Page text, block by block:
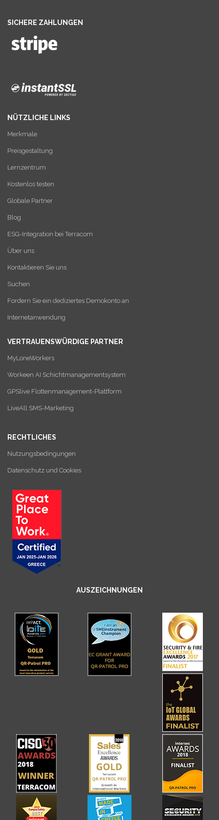
SICHERE ZAHLUNGEN
NÜTZLICHE LINKS
Merkmale
Preisgestaltung
Lernzentrum
Kostenlos testen
Globale Partner
Blog
ESG-Integration bei Terracom
Über uns
Kontaktieren Sie uns
Suchen
Fordern Sie ein dediziertes Demokonto an
Internetanwendung
VERTRAUENSWÜRDIGE PARTNER
MyLoneWorkers
Workeen AI Schichtmanagementsystem
GPSlive Flottenmanagement-Plattform
LiveAll SMS-Marketing
RECHTLICHES
Nutzungsbedingungen
Datenschutz und Cookies
AUSZEICHNUNGEN